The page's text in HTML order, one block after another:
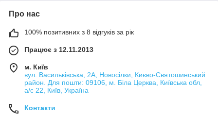
Про нас
100% позитивних з 8 відгуків за рік
Працює з 12.11.2013
м. Київ
вул. Васильківська, 2А, Новосілки, Києво-Святошинський
район. Для пошти: 09106, м. Біла Церква, Київська обл,
а/с 22, Київ, Україна
Контакти